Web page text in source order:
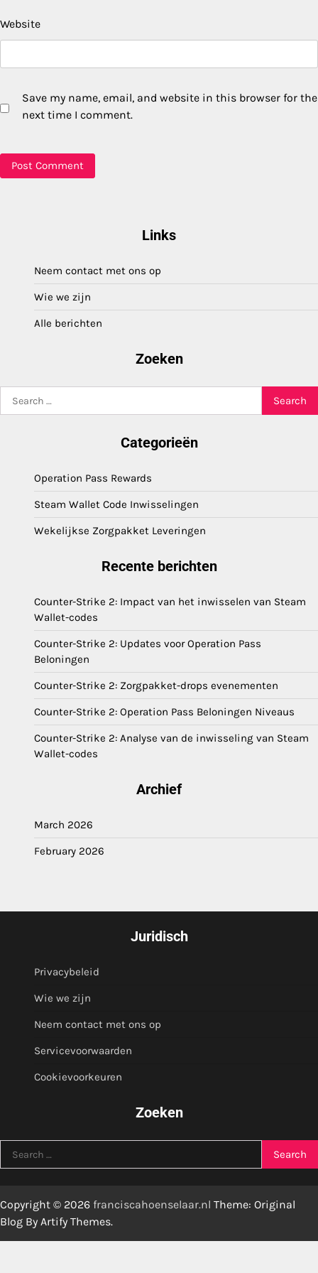
Website
Save my name, email, and website in this browser for the
next time I comment.
Links
Neem contact met ons op
Wie we zijn
Alle berichten
Zoeken
for:
Categorieën
Operation Pass Rewards
Steam Wallet Code Inwisselingen
Wekelijkse Zorgpakket Leveringen
Recente berichten
Counter-Strike 2: Impact van het inwisselen van Steam
Wallet-codes
Counter-Strike 2: Updates voor Operation Pass
Beloningen
Counter-Strike 2: Zorgpakket-drops evenementen
Counter-Strike 2: Operation Pass Beloningen Niveaus
Counter-Strike 2: Analyse van de inwisseling van Steam
Wallet-codes
Archief
March 2026
February 2026
Juridisch
Privacybeleid
Wie we zijn
Neem contact met ons op
Servicevoorwaarden
Cookievoorkeuren
Zoeken
for:
Copyright © 2026 franciscahoenselaar.nl Theme: Original
Blog By Artify Themes.